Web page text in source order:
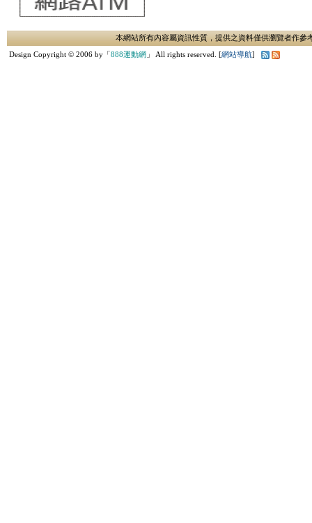
本網站所有內容屬資訊性質，提供之資料僅供瀏覽者作
Design Copyright © 2006 by「888運動網 」 All rights reserved. [網站導航]